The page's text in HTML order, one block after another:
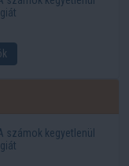
számok kegyetlenül